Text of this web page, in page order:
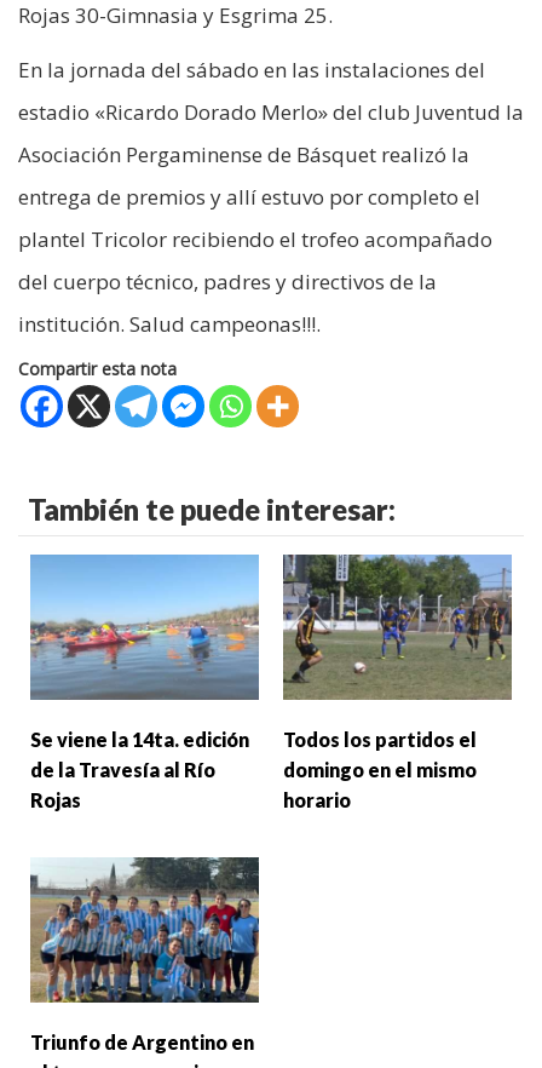
Rojas 30-Gimnasia y Esgrima 25.
En la jornada del sábado en las instalaciones del
estadio «Ricardo Dorado Merlo» del club Juventud la
Asociación Pergaminense de Básquet realizó la
entrega de premios y allí estuvo por completo el
plantel Tricolor recibiendo el trofeo acompañado
del cuerpo técnico, padres y directivos de la
institución. Salud campeonas!!!.
Compartir esta nota
También te puede interesar:
Se viene la 14ta. edición
de la Travesía al Río
Rojas
Todos los partidos el
domingo en el mismo
horario
Triunfo de Argentino en